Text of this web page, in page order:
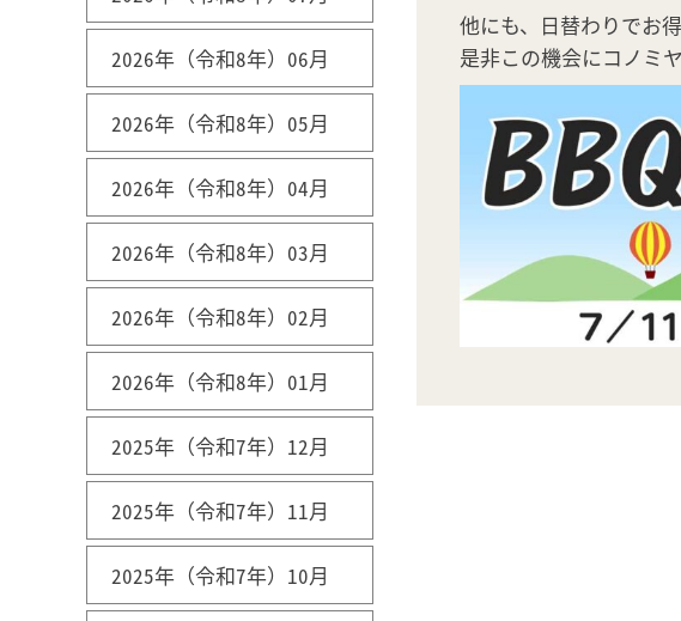
2026年（令和8年）06月
2026年（令和8年）05月
2026年（令和8年）04月
2026年（令和8年）03月
2026年（令和8年）02月
2026年（令和8年）01月
2025年（令和7年）12月
2025年（令和7年）11月
2025年（令和7年）10月
他にも、日替わりでお
是非この機会にコノミ